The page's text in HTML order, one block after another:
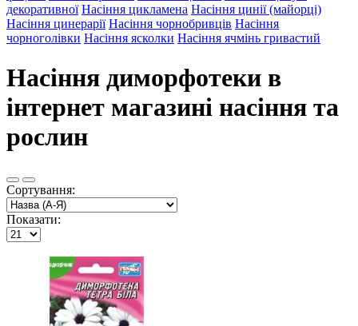
декоративної Насіння цикламена Насіння цинії (майорці)
Насіння цинерарії Насіння чорнобривців Насіння
чорноголівки Насіння ясколки Насіння ячмінь гривастий
Насіння диморфотеки в
інтернет магазині насіння та
рослин
Сортування:
Показати: